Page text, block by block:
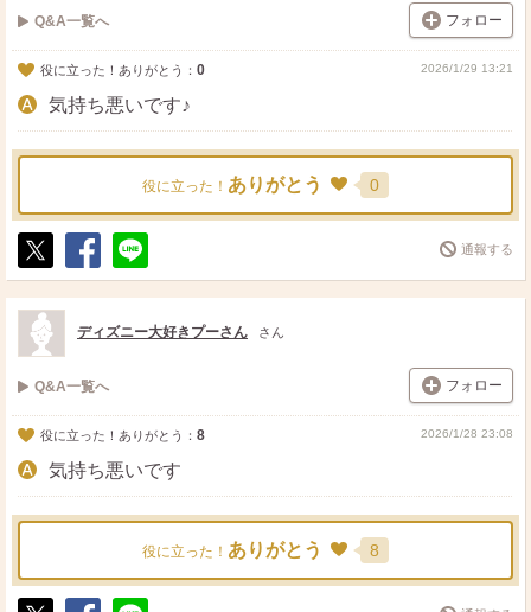
Q&A一覧へ フォロー
役に立った！ありがとう： 0 2026/1/29 13:21
気持ち悪いです♪
役に立った！ ありがとう 0
ポ
ス
ト
シ
ェ
送
る
通報する
ディズニー大好きプーさん さん
Q&A一覧へ フォロー
役に立った！ありがとう： 8 2026/1/28 23:08
気持ち悪いです
役に立った！ ありがとう 8